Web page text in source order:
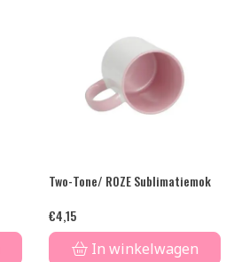
Two-Tone/ ROZE Sublimatiemok
€4,15
In winkelwagen